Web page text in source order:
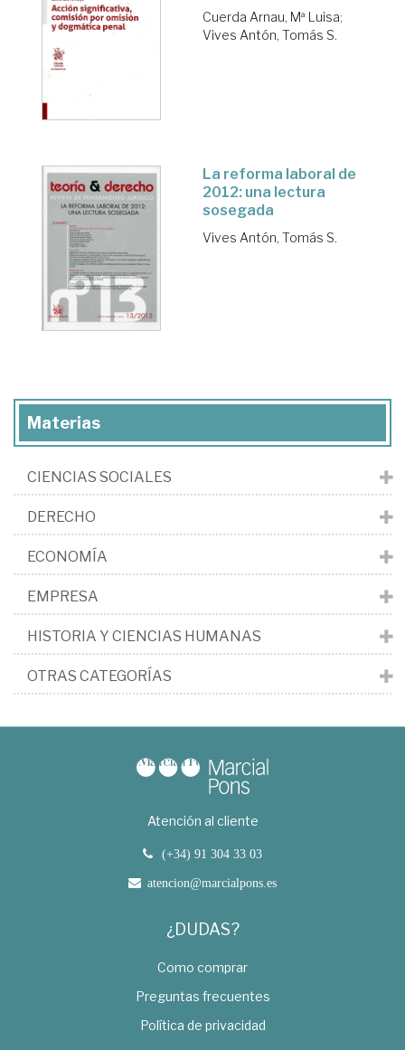
Cuerda Arnau, Mª Luisa;
Vives Antón, Tomás S.
La reforma laboral de
2012: una lectura
sosegada
Vives Antón, Tomás S.
Materias
CIENCIAS SOCIALES
DERECHO
ECONOMÍA
EMPRESA
HISTORIA Y CIENCIAS HUMANAS
OTRAS CATEGORÍAS
Atención al cliente
(+34) 91 304 33 03
atencion@marcialpons.es
¿DUDAS?
Como comprar
Preguntas frecuentes
Política de privacidad